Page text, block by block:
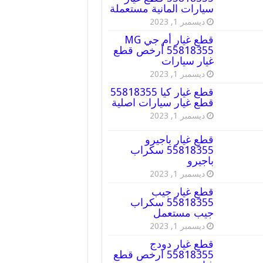
سيارات المانية مستعملة
ديسمبر 1, 2023
قطع غيار أم جي MG
55818355 أرخص قطع
غيار سيارات
ديسمبر 1, 2023
قطع غيار كيا 55818355
قطع غيار سيارات اصلية
ديسمبر 1, 2023
قطع غيار باجيرو
55818355 سكراب
باجيرو
ديسمبر 1, 2023
قطع غيار جيب
55818355 سكراب
جيب مستعمل
ديسمبر 1, 2023
قطع غيار دودج
55818355 ارخص قطع